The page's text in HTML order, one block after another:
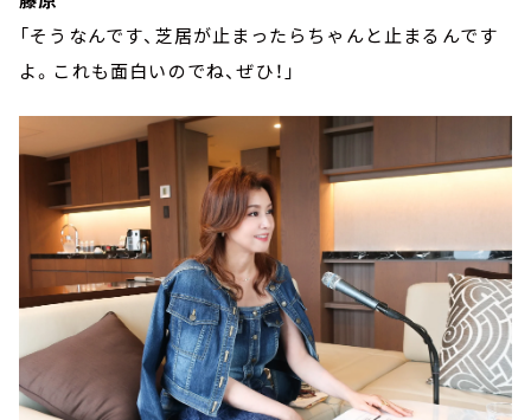
「そうなんです、芝居が止まったらちゃんと止まるんです
よ。これも面白いのでね、ぜひ！」